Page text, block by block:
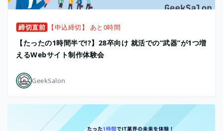
締切直前 【申込締切】 あと0時間
【たったの1時間半で!?】28卒向け 就活での“武器”が1つ増
えるWebサイト制作体験会
GeekSalon